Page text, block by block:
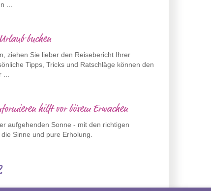
...
buchen
ziehen Sie lieber den Reisebericht Ihrer
Tipps, Tricks und Ratschläge können den
hilft vor bösem Erwachen
aufgehenden Sonne - mit den richtigen
Sinne und pure Erholung.